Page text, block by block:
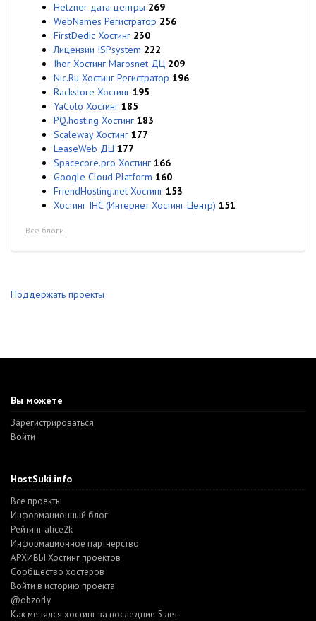
Hetzner дата-центры 269
WebNames Регистратор 256
FirstDedic Хостинг 230
Лицензии ISPsystem 222
Ihor Хостинг Marosnet ДЦ 209
Nic.Ru Хостинг Регистратор 196
Rackstore Хостинг 195
YaColo Хостинг 185
PQ.hosting Хостинг 183
Scaleway Хостинг 177
LeaseWeb ДЦ 177
Spacecore.pro Хостинг 166
Google Cloud Platform 160
FriendHosting.net Хостинг 153
Хостинг IHC (Интернет Хостинг Центр) 151
Все блоги
Поддержать проекты
Вы можете
Зарегистрироваться
Войти
HostSuki.info
Все проекты
Информационный блог
Рейтинг alice2k
Информационное партнерство
АРХИВЫ Хостинг проектов
Cообщество хостеров
Войти в историю проекта
@obzorly
Как менялся хостинг за последние 5 лет